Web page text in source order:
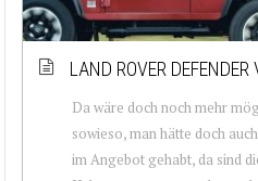
LAND ROVER
Da wäre doch noch mehr
sowieso, man hätte doch
im Angebot gehabt, da sind